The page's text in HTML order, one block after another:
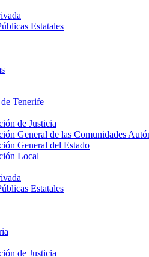
Estatales
Tenerife
de Justicia
General de las Comunidades
General del Estado
Local
Estatales
de Justicia